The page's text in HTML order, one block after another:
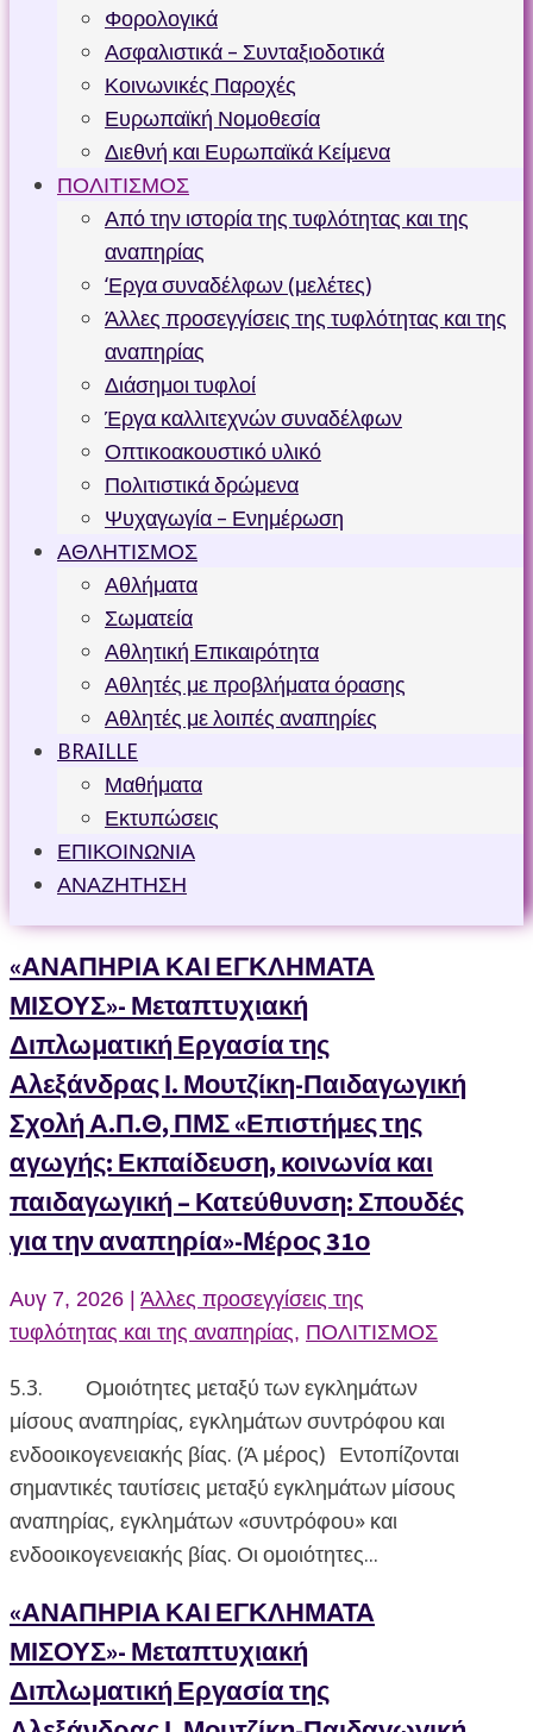
Φορολογικά
Ασφαλιστικά – Συνταξιοδοτικά
Κοινωνικές Παροχές
Ευρωπαϊκή Νομοθεσία
Διεθνή και Ευρωπαϊκά Κείμενα
ΠΟΛΙΤΙΣΜΟΣ
Από την ιστορία της τυφλότητας και της
αναπηρίας
‘Εργα συναδέλφων (μελέτες)
Άλλες προσεγγίσεις της τυφλότητας και της
αναπηρίας
Διάσημοι τυφλοί
Έργα καλλιτεχνών συναδέλφων
Οπτικοακουστικό υλικό
Πολιτιστικά δρώμενα
Ψυχαγωγία – Ενημέρωση
ΑΘΛΗΤΙΣΜΟΣ
Αθλήματα
Σωματεία
Αθλητική Επικαιρότητα
Αθλητές με προβλήματα όρασης
Αθλητές με λοιπές αναπηρίες
BRAILLE
Μαθήματα
Εκτυπώσεις
ΕΠΙΚΟΙΝΩΝΙΑ
ΑΝΑΖΗΤΗΣΗ
«ΑΝΑΠΗΡΙΑ ΚΑΙ ΕΓΚΛΗΜΑΤΑ
ΜΙΣΟΥΣ»- Μεταπτυχιακή
Διπλωματική Εργασία της
Αλεξάνδρας Ι. Μουτζίκη-Παιδαγωγική
Σχολή Α.Π.Θ, ΠΜΣ «Επιστήμες της
αγωγής: Εκπαίδευση, κοινωνία και
παιδαγωγική – Κατεύθυνση: Σπουδές
για την αναπηρία»-Μέρος 31ο
Αυγ 7, 2026
Άλλες προσεγγίσεις της
τυφλότητας και της αναπηρίας, ΠΟΛΙΤΙΣΜΟΣ
5.3. Ομοιότητες μεταξύ των εγκλημάτων
μίσους αναπηρίας, εγκλημάτων συντρόφου και
ενδοοικογενειακής βίας. (Ά μέρος) Εντοπίζονται
σημαντικές ταυτίσεις μεταξύ εγκλημάτων μίσους
αναπηρίας, εγκλημάτων «συντρόφου» και
ενδοοικογενειακής βίας. Οι ομοιότητες...
«ΑΝΑΠΗΡΙΑ ΚΑΙ ΕΓΚΛΗΜΑΤΑ
ΜΙΣΟΥΣ»- Μεταπτυχιακή
Διπλωματική Εργασία της